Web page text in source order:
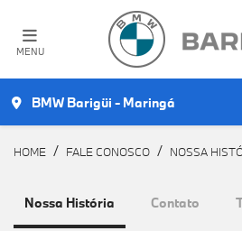
MENU
BMW Barigüi - Maringá
HOME FALE CONOSCO NOSSA
Contato
Nossa História